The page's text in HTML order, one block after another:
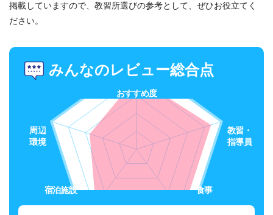
掲載していますので、教習所選びの参考として、ぜひお役立てく
ださい。
みんなのレビュー総合点
おすすめ度
教習・
指導員
食事
宿泊施設
周辺
環境